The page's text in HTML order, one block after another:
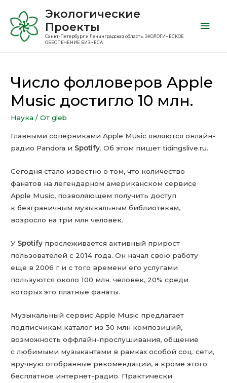
Экологические
Проекты
Санкт-Петербург и Ленинградская область. ЭКОЛОГИЧЕСКОЕ
ОБЕСПЕЧЕНИЕ БИЗНЕСА
Число фолловеров Apple
Music достигло 10 млн.
Наука / От gleb
Главными соперниками Apple Music являются онлайн-
радио Pandora и Spotify. Об этом пишет tidingslive.ru.
Сегодня стало известно о том, что количество
фанатов на легендарном американском сервисе
Apple Music, позволяющем получить доступ
к безграничным музыкальным библиотекам,
возросло на три млн человек.
У Spotify прослеживается активный прирост
пользователей с 2014 года. Он начал свою работу
еще в 2006 г и с того времени его услугами
пользуются около 100 млн. человек, 20% среди
которых это платные фанаты.
Музыкальный сервис Apple Music предлагает
подписчикам каталог из 30 млн композиций,
возможность оффлайн-прослушивания, общение
с любимыми музыкантами в рамках особой соц. сети,
вручную отобранные рекомендации, а кроме этого
бесплатное интернет-радио. Практически